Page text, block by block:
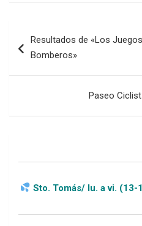
de
Resultados de «Los
Bomberos»
Paseo
lu. a vi. (13-18h)/ sa.-do.-